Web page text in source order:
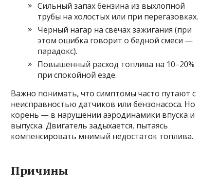
Сильный запах бензина из выхлопной
трубы на холостых или при перегазовках.
Черный нагар на свечах зажигания (при
этом ошибка говорит о бедной смеси —
парадокс).
Повышенный расход топлива на 10–20%
при спокойной езде.
Важно понимать, что симптомы часто путают с
неисправностью датчиков или бензонасоса. Но
корень — в нарушении аэродинамики впуска и
выпуска. Двигатель задыхается, пытаясь
компенсировать мнимый недостаток топлива.
Причины